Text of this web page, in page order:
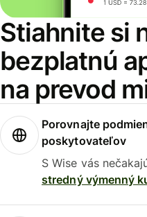
Stiahnite si
bezplatnú
na prevod
Porovnajte
poskytovateľov
S Wise vás
stredný výmenný